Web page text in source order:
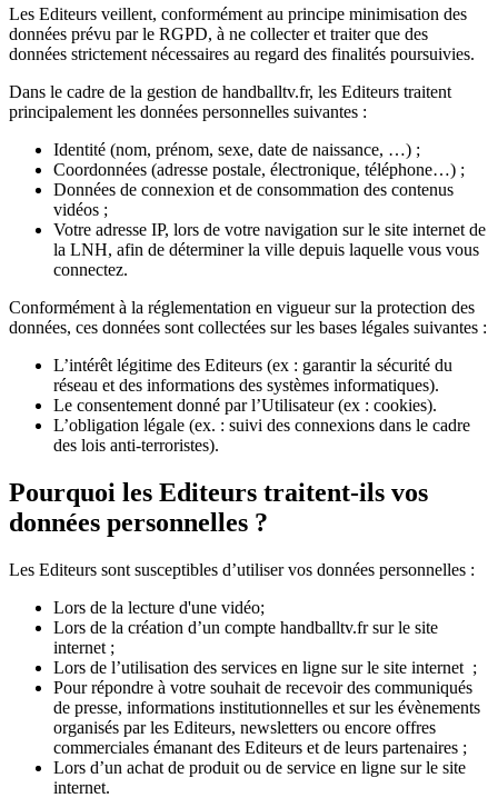
Les Editeurs veillent, conformément au principe minimisation des
données prévu par le RGPD, à ne collecter et traiter que des
données strictement nécessaires au regard des finalités poursuivies.
Dans le cadre de la gestion de handballtv.fr, les Editeurs traitent
principalement les données personnelles suivantes :
Identité (nom, prénom, sexe, date de naissance, …) ;
Coordonnées (adresse postale, électronique, téléphone…) ;
Données de connexion et de consommation des contenus
vidéos ;
Votre adresse IP, lors de votre navigation sur le site internet de
la LNH, afin de déterminer la ville depuis laquelle vous vous
connectez.
Conformément à la réglementation en vigueur sur la protection des
données, ces données sont collectées sur les bases légales suivantes :
L’intérêt légitime des Editeurs (ex : garantir la sécurité du
réseau et des informations des systèmes informatiques).
Le consentement donné par l’Utilisateur (ex : cookies).
L’obligation légale (ex. : suivi des connexions dans le cadre
des lois anti-terroristes).
Pourquoi les Editeurs traitent-ils vos
données personnelles ?
Les Editeurs sont susceptibles d’utiliser vos données personnelles :
Lors de la lecture d'une vidéo;
Lors de la création d’un compte handballtv.fr sur le site
internet ;
Lors de l’utilisation des services en ligne sur le site internet ;
Pour répondre à votre souhait de recevoir des communiqués
de presse, informations institutionnelles et sur les évènements
organisés par les Editeurs, newsletters ou encore offres
commerciales émanant des Editeurs et de leurs partenaires ;
Lors d’un achat de produit ou de service en ligne sur le site
internet.